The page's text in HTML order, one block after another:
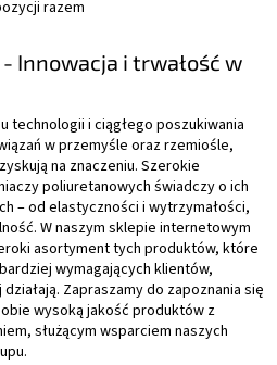
K
n
t
o
l
k
i
l
i
s
t
y
razem
Innowacja i trwałość w
technologii i ciągłego poszukiwania
w przemyśle oraz rzemiośle,
na znaczeniu. Szerokie
poliuretanowych świadczy o ich
– od elastyczności i wytrzymałości,
W naszym sklepie internetowym
asortyment tych produktów, które
wymagających klientów,
Zapraszamy do zapoznania się
wysoką jakość produktów z
służącym wsparciem naszych